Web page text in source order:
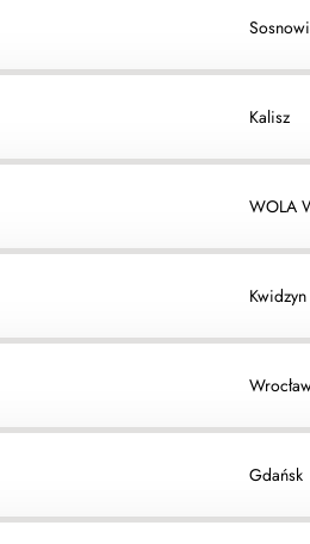
Kalisz
WOLA
Kwidzyn
Gdańsk